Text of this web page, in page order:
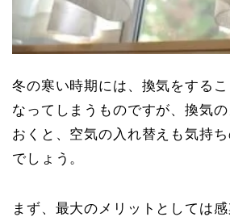
冬の寒い時期には、換気をする
なってしまうものですが、換気
おくと、空気の入れ替えも気持
でしょう。
まず、最大のメリットとしては